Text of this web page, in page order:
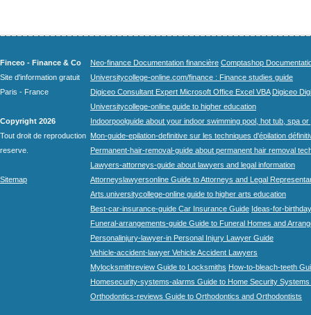
Finceo - Finance & Co
Site d'information gratuit
Paris - France
Copyright 2026
Tout droit de reproduction
reserve.
Sitemap
Neo-finance Documentation financière Comptashop
Universitycollege-online.com/finance : Finance studies guide
Digiceo Consultant Expert Microsoft Office Excel VBA Digiceo
Universitycollege-online guide to higher education
Indoorpoolguide about your indoor swimming pool, hot tub, spa
Mon-guide-epilation-definitive sur les techniques d'épilation
Permanent-hair-removal-guide about permanent hair removal
Lawyers-attorneys-guide about lawyers and legal information
Attorneyslawyersonline Guide to Attorneys and Legal
Arts.universitycollege-online guide to higher arts education
Best-car-insurance-guide Car Insurance Guide Ideas-for-
Funeral-arrangements-guide Guide to Funeral Homes and
Personalinjury-lawyer-in Personal Injury Lawyer Guide
Vehicle-accident-lawyer Vehicle Accident Lawyers
Mylocksmithreview Guide to Locksmiths How-to-bleach-teeth
Homesecurity-systems-alarms Guide to Home Security Systems
Orthodontics-reviews Guide to Orthodontics and Orthodontists